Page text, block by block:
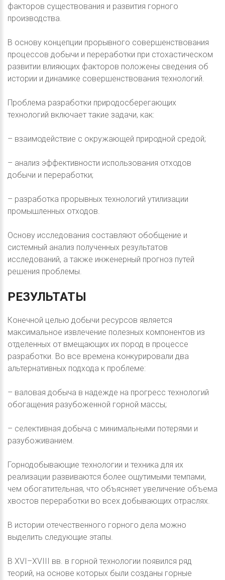
факторов существования и развития горного
производства.
В основу концепции прорывного совершенствования
процессов добычи и переработки при стохастическом
развитии влияющих факторов положены сведения об
истории и динамике совершенствования технологий.
Проблема разработки природосберегающих
технологий включает такие задачи, как:
– взаимодействие с окружающей природной средой;
– анализ эффективности использования отходов
добычи и переработки;
– разработка прорывных технологий утилизации
промышленных отходов.
Основу исследования составляют обобщение и
системный анализ полученных результатов
исследований, а также инженерный прогноз путей
решения проблемы.
РЕЗУЛЬТАТЫ
Конечной целью добычи ресурсов является
максимальное извлечение полезных компонентов из
отделенных от вмещающих их пород в процессе
разработки. Во все времена конкурировали два
альтернативных подхода к проблеме:
– валовая добыча в надежде на прогресс технологий
обогащения разубоженной горной массы;
– селективная добыча с минимальными потерями и
разубоживанием.
Горнодобывающие технологии и техника для их
реализации развиваются более ощутимыми темпами,
чем обогатительная, что объясняет увеличение объема
хвостов переработки во всех добывающих отраслях.
В истории отечественного горного дела можно
выделить следующие этапы.
В XVI–XVIII вв. в горной технологии появился ряд
теорий, на основе которых были созданы горные